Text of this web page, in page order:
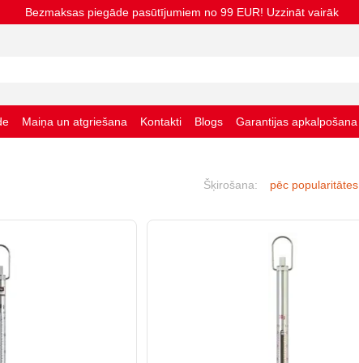
Bezmaksas piegāde pasūtījumiem no 99 EUR! Uzzināt vairāk
Maiņa un atgriešana Kontakti Blogs Garantijas apkalpošana
noteikumi
Šķirošana: pēc popularitātes